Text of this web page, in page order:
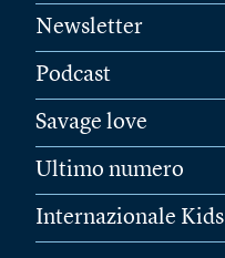
Newsletter
Podcast
Savage love
Ultimo numero
Internazionale Kids